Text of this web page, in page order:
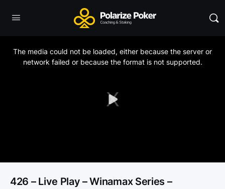
Play
The media could not be loaded, either because the server or
network failed or because the format is not supported.
426 – Live Play – Winamax Series –